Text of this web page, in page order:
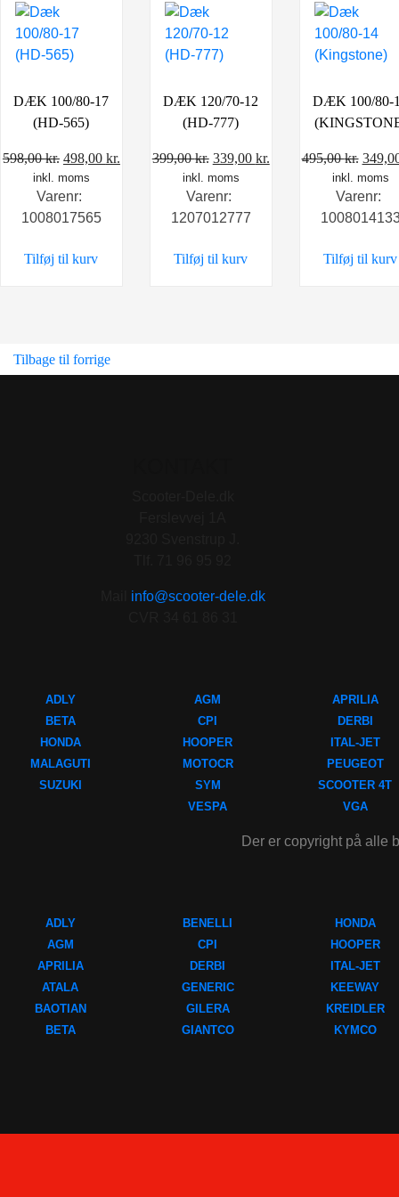
DÆK 100/80-17
(HD-565)
598,00kr. Den
oprindelige
pris
var:
498,00 kr.Den
inkl. moms
Varenr:
1008017565
Tilføj til kurv
DÆK 120/70-12
(HD-777)
399,00kr. Den
oprindelige
pris
var:
339,00 kr.Den
inkl. moms
Varenr:
1207012777
Tilføj til kurv
DÆK 100/80-
495,00kr. Den
pris
var:
inkl. moms
Varenr:
Tilføj til kurv
Tilbage til forrige
info@scooter-dele.dk
ADLY
BETA
HONDA
MALAGUTI
SUZUKI
AGM
CPI
HOOPER
MOTOCR
SYM
VESPA
APRILIA
DERBI
ITAL-JET
PEUGEOT
SCOOTER 4T
VGA
Der er copyright på alle
ADLY
AGM
APRILIA
ATALA
BAOTIAN
BETA
BENELLI
CPI
DERBI
GENERIC
GILERA
GIANTCO
HONDA
HOOPER
ITAL-JET
KEEWAY
KREIDLER
KYMCO